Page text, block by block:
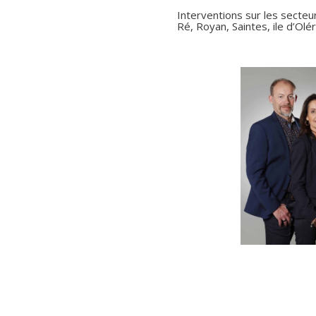
Interventions sur les
Ré, Royan, Saintes, ile